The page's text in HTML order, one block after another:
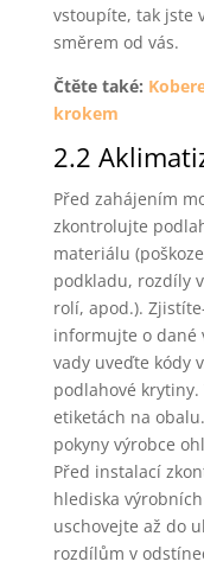
vstoupíte, tak jste
směrem od vás.
Čtěte také:
krokem
2.2
Před zahájením
zkontrolujte
materiálu
podkladu, rozdíly
rolí, apod.).
informujte o dané
vady uveďte kódy
podlahové
etiketách na
pokyny výrobce
Před instalací
hlediska
uschovejte až do
rozdílům v